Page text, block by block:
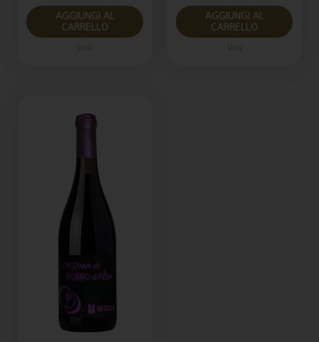
AGGIUNGI AL
CARRELLO
AGGIUNGI AL
CARRELLO